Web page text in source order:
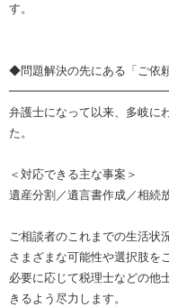
す。
◆問題解決の先にある「ご依
弁護士になって以来、多岐に
た。
＜対応できる主な事案＞
遺産分割／遺言書作成／相続
ご相談者のこれまでの生活状
さまざまな可能性や選択肢を
必要に応じて税理士などの他
きるよう尽力します。